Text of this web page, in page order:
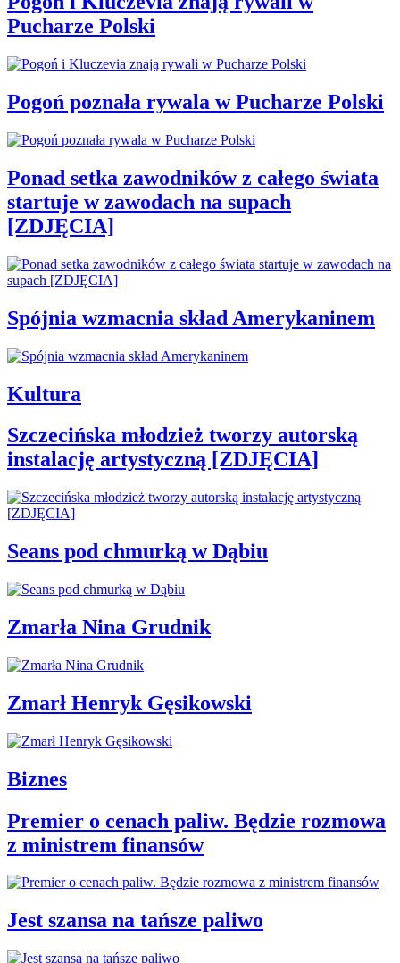
Pucharze Polski
Pogoń poznała rywala w Pucharze Polski
Ponad setka zawodników z całego świata
startuje w zawodach na supach
[ZDJĘCIA]
Spójnia wzmacnia skład Amerykaninem
Kultura
Szczecińska młodzież tworzy autorską
instalację artystyczną [ZDJĘCIA]
Seans pod chmurką w Dąbiu
Zmarła Nina Grudnik
Zmarł Henryk Gęsikowski
Biznes
Premier o cenach paliw. Będzie rozmowa
z ministrem finansów
Jest szansa na tańsze paliwo